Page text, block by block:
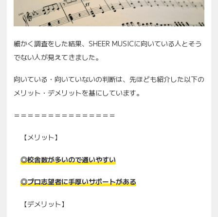
細かく調査をした結果、SHEER MUSICに向いている人とそう
でない人が見えてきました。
向いている・向いていないの判断は、先ほども紹介した以下の
メリット・デメリットを基にしています。
＝＝＝＝＝＝＝＝＝＝＝＝＝＝＝
【メリット】
◎校舎数が多いので通いやすい
◎プロ志望者に手厚いサポートがある
【デメリット】